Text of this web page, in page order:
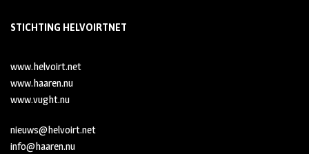
STICHTING HELVOIRTNET
www.helvoirt.net
www.haaren.nu
www.vught.nu
nieuws@helvoirt.net
info@haaren.nu